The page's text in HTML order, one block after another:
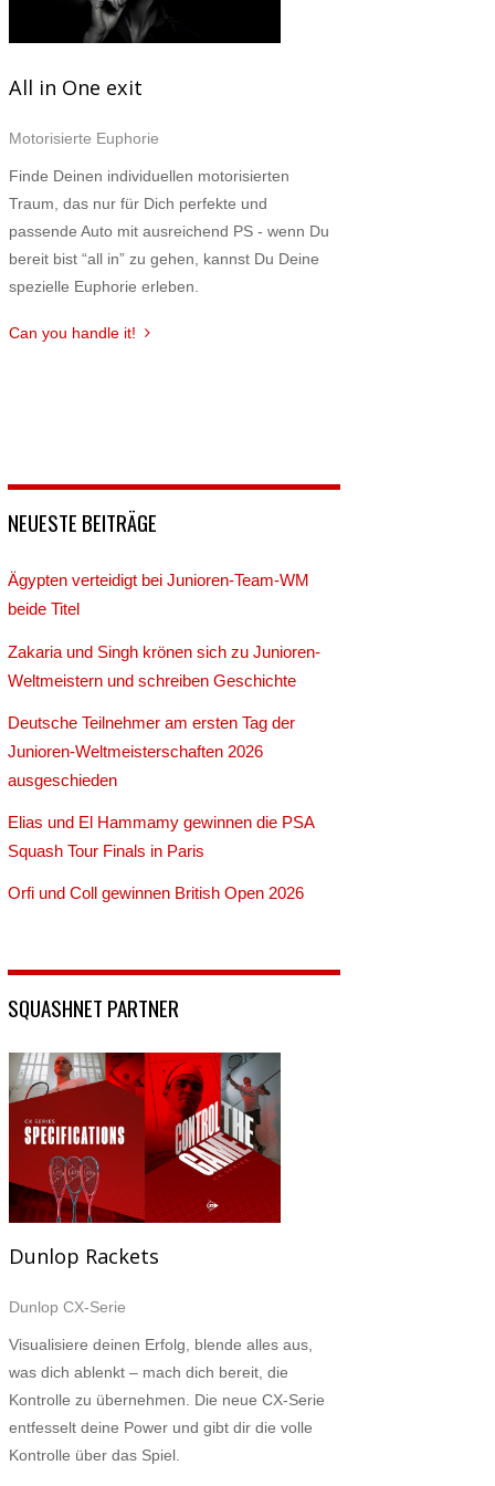
All in One exit
Motorisierte Euphorie
Finde Deinen individuellen motorisierten
Traum, das nur für Dich perfekte und
passende Auto mit ausreichend PS - wenn Du
bereit bist “all in” zu gehen, kannst Du Deine
spezielle Euphorie erleben.
Can you handle it!
NEUESTE BEITRÄGE
Ägypten verteidigt bei Junioren-Team-WM
beide Titel
Zakaria und Singh krönen sich zu Junioren-
Weltmeistern und schreiben Geschichte
Deutsche Teilnehmer am ersten Tag der
Junioren-Weltmeisterschaften 2026
ausgeschieden
Elias und El Hammamy gewinnen die PSA
Squash Tour Finals in Paris
Orfi und Coll gewinnen British Open 2026
SQUASHNET PARTNER
Dunlop Rackets
Dunlop CX-Serie
Visualisiere deinen Erfolg, blende alles aus,
was dich ablenkt – mach dich bereit, die
Kontrolle zu übernehmen. Die neue CX-Serie
entfesselt deine Power und gibt dir die volle
Kontrolle über das Spiel.